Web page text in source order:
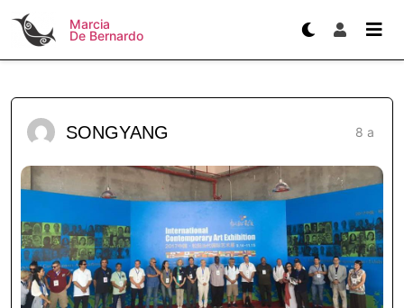
Marcia
De Bernardo
SONGYANG 8 a